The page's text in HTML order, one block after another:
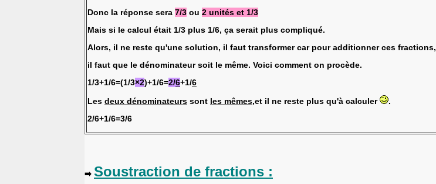
Donc la réponse sera 7/3 ou 2 unités et 1/3
Mais si le calcul était 1/3 plus 1/6, ça serait plus compliqué.
Alors, il ne reste qu'une solution, il faut transformer car pour additionner ces fractions,
il faut que le dénominateur soit le même. Voici comment on procède.
1/3+1/6=(1/3×2)+1/6=2/6+1/6
Les deux dénominateurs sont les mêmes,et il ne reste plus qu'à calculer
.
2/6+1/6=3/6
➡️ Soustraction de fractions :